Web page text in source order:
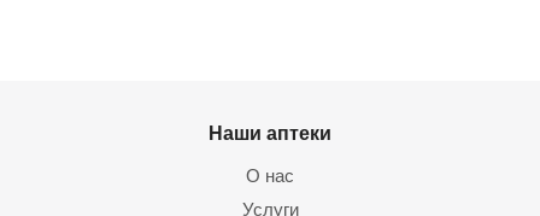
Наши аптеки
О нас
Услуги